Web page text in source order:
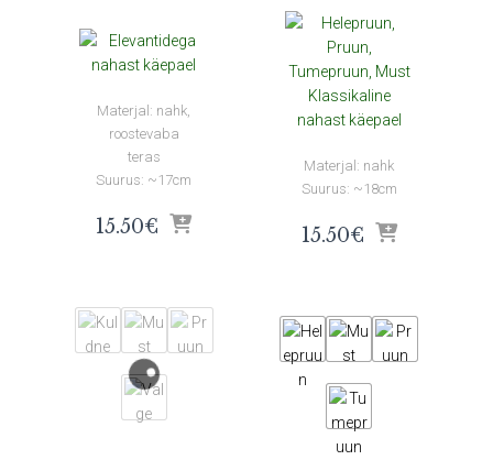
Materjal: nahk,
roostevaba
teras
Suurus: ~17cm
15.50€
Materjal: nahk
Suurus: ~18cm
15.50€